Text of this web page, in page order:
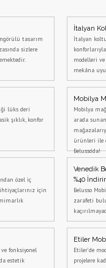
tasarım
sizlere
İtalyan
İtalyan
modelleri
mekâna
lüks deri
şıklık, konfor
Mobilya
Mobilya
arada sunan
ürünleri ile
Belusso’da!
özel iç
için
Venedik
%40
Belusso
zarafeti
fonksiyonel
estetik
Etiler
Etiler’de
projelere